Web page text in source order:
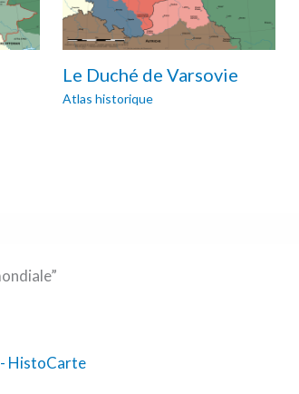
Le Duché de Varsovie
Atlas historique
- HistoCarte